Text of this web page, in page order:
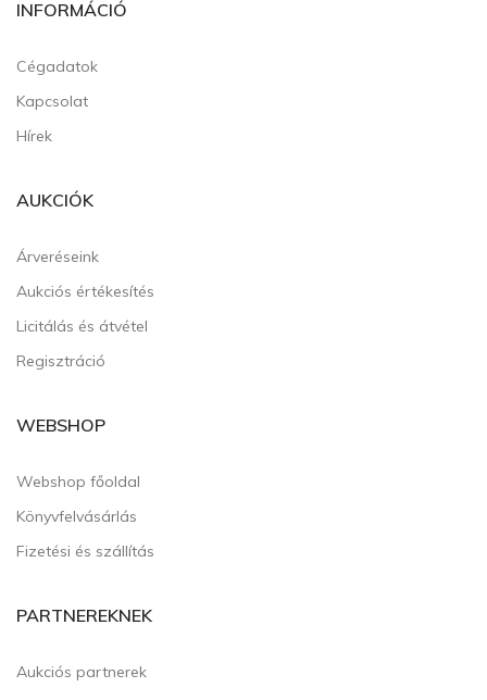
INFORMÁCIÓ
Cégadatok
Kapcsolat
Hírek
AUKCIÓK
Árveréseink
Aukciós értékesítés
Licitálás és átvétel
Regisztráció
WEBSHOP
Webshop főoldal
Könyvfelvásárlás
Fizetési és szállítás
PARTNEREKNEK
Aukciós partnerek